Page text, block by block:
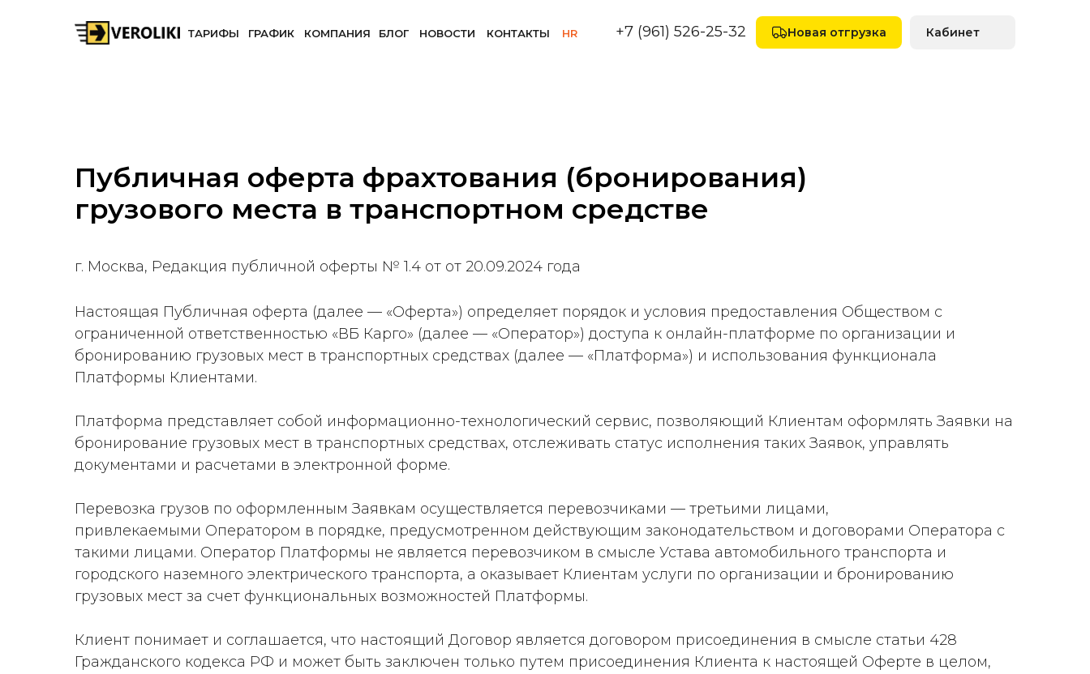
Новая отгрузка Кабинет
+7 (961) 526-25-32
ТАРИФЫ ГРАФИК КОМПАНИЯ БЛОГ НОВОСТИ КОНТАКТЫ HR
Публичная оферта фрахтования (бронирования)
грузового места в транспортном средстве
г. Москва, Редакция публичной оферты № 1.4 от от 20.09.2024 года
Настоящая Публичная оферта (далее — «Оферта») определяет порядок и условия предоставления Обществом с
ограниченной ответственностью «ВБ Карго» (далее — «Оператор») доступа к онлайн-платформе по организации и
бронированию грузовых мест в транспортных средствах (далее — «Платформа») и использования функционала
Платформы Клиентами.
Платформа представляет собой информационно-технологический сервис, позволяющий Клиентам оформлять Заявки на
бронирование грузовых мест в транспортных средствах, отслеживать статус исполнения таких Заявок, управлять
документами и расчетами в электронной форме.
Перевозка грузов по оформленным Заявкам осуществляется перевозчиками — третьими лицами,
привлекаемыми Оператором в порядке, предусмотренном действующим законодательством и договорами Оператора с
такими лицами. Оператор Платформы не является перевозчиком в смысле Устава автомобильного транспорта и
городского наземного электрического транспорта, а оказывает Клиентам услуги по организации и бронированию
грузовых мест за счет функциональных возможностей Платформы.
Клиент понимает и соглашается, что настоящий Договор является договором присоединения в смысле статьи 428
Гражданского кодекса РФ и может быть заключен только путем присоединения Клиента к настоящей Оферте в целом,